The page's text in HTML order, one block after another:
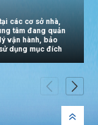
các cơ sở nhà,
tâm đang quản
vận hành, bảo
dụng mục đích